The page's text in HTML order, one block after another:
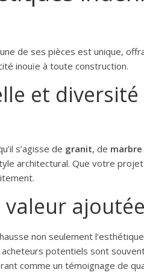
de ses pièces est unique,
inouïe à toute construction.
et diversité
s’agisse de granit, de marbre
architectural. Que votre
ajoutée
non seulement
potentiels sont
comme un témoignage de